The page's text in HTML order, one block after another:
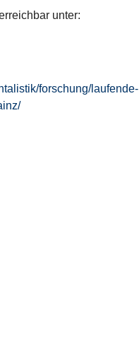
unter:
forschung/laufende-